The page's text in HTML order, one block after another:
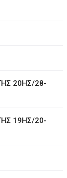
20ΗΣ/28-
19ΗΣ/20-